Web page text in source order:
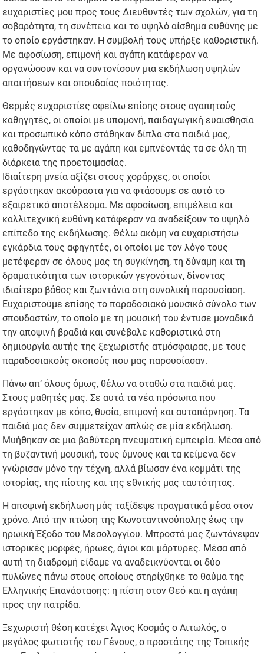
ευχαριστίες μου προς τους Διευθυντές των σχολών, για τη
σοβαρότητα, τη συνέπεια και το υψηλό αίσθημα ευθύνης με
το οποίο εργάστηκαν. Η συμβολή τους υπήρξε καθοριστική.
Με αφοσίωση, επιμονή και αγάπη κατάφεραν να
οργανώσουν και να συντονίσουν μια εκδήλωση υψηλών
απαιτήσεων και σπουδαίας ποιότητας.
Θερμές ευχαριστίες οφείλω επίσης στους αγαπητούς
καθηγητές, οι οποίοι με υπομονή, παιδαγωγική ευαισθησία
και προσωπικό κόπο στάθηκαν δίπλα στα παιδιά μας,
καθοδηγώντας τα με αγάπη και εμπνέοντάς τα σε όλη τη
διάρκεια της προετοιμασίας.
Ιδιαίτερη μνεία αξίζει στους χοράρχες, οι οποίοι
εργάστηκαν ακούραστα για να φτάσουμε σε αυτό το
εξαιρετικό αποτέλεσμα. Με αφοσίωση, επιμέλεια και
καλλιτεχνική ευθύνη κατάφεραν να αναδείξουν το υψηλό
επίπεδο της εκδήλωσης. Θέλω ακόμη να ευχαριστήσω
εγκάρδια τους αφηγητές, οι οποίοι με τον λόγο τους
μετέφεραν σε όλους μας τη συγκίνηση, τη δύναμη και τη
δραματικότητα των ιστορικών γεγονότων, δίνοντας
ιδιαίτερο βάθος και ζωντάνια στη συνολική παρουσίαση.
Ευχαριστούμε επίσης το παραδοσιακό μουσικό σύνολο των
σπουδαστών, το οποίο με τη μουσική του έντυσε μοναδικά
την αποψινή βραδιά και συνέβαλε καθοριστικά στη
δημιουργία αυτής της ξεχωριστής ατμόσφαιρας, με τους
παραδοσιακούς σκοπούς που μας παρουσίασαν.
Πάνω απ’ όλους όμως, θέλω να σταθώ στα παιδιά μας.
Στους μαθητές μας. Σε αυτά τα νέα πρόσωπα που
εργάστηκαν με κόπο, θυσία, επιμονή και αυταπάρνηση. Τα
παιδιά μας δεν συμμετείχαν απλώς σε μία εκδήλωση.
Μυήθηκαν σε μια βαθύτερη πνευματική εμπειρία. Μέσα από
τη βυζαντινή μουσική, τους ύμνους και τα κείμενα δεν
γνώρισαν μόνο την τέχνη, αλλά βίωσαν ένα κομμάτι της
ιστορίας, της πίστης και της εθνικής μας ταυτότητας.
Η αποψινή εκδήλωση μάς ταξίδεψε πραγματικά μέσα στον
χρόνο. Από την πτώση της Κωνσταντινούπολης έως την
ηρωική Έξοδο του Μεσολογγίου. Μπροστά μας ζωντάνεψαν
ιστορικές μορφές, ήρωες, άγιοι και μάρτυρες. Μέσα από
αυτή τη διαδρομή είδαμε να αναδεικνύονται οι δύο
πυλώνες πάνω στους οποίους στηρίχθηκε το θαύμα της
Ελληνικής Επανάστασης: η πίστη στον Θεό και η αγάπη
προς την πατρίδα.
Ξεχωριστή θέση κατέχει Άγιος Κοσμάς ο Αιτωλός, ο
μεγάλος φωτιστής του Γένους, ο προστάτης της Τοπικής